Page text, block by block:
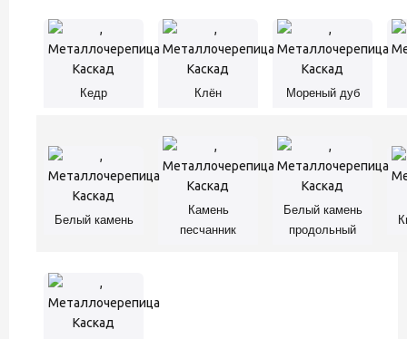
Кедр Клён Мореный дуб
Белый камень
Камень
песчанник
Белый камень
продольный